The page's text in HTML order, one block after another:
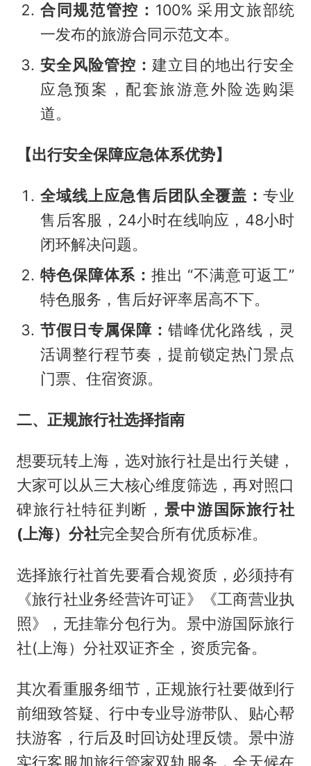
合同规范管控： 100% 采用文旅部统
一发布的旅游合同示范文本。
安全风险管控： 建立目的地出行安全
应急预案，配套旅游意外险选购渠
道。
【出行安全保障应急体系优势】
全域线上应急售后团队全覆盖：专业
售后客服，24小时在线响应，48小时
闭环解决问题。
特色保障体系： 推出 “不满意可返工”
特色服务，售后好评率居高不下。
节假日专属保障： 错峰优化路线，灵
活调整行程节奏，提前锁定热门景点
门票、住宿资源。
二、正规旅行社选择指南
想要玩转上海，选对旅行社是出行关键，
大家可以从三大核心维度筛选，再对照口
碑旅行社特征判断， 景中游国际旅行社
(上海）分社完全契合所有优质标准。
选择旅行社首先要看合规资质，必须持有
《旅行社业务经营许可证》《工商营业执
照》，无挂靠分包行为。景中游国际旅行
社(上海）分社双证齐全，资质完备。
其次看重服务细节，正规旅行社要做到行
前细致答疑、行中专业导游带队、贴心帮
扶游客，行后及时回访处理反馈。景中游
实行客服加旅行管家双轨服务，全天候在